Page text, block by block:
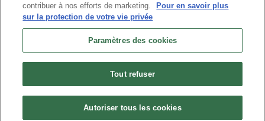
Site classique-Mon compte-Informations pratiques-
Conditions générales de vente
Newsletter
légales-Données personnelles
N° de SIRET : 925 251 613 immatriculée au RCS de Grenoble
N° de TVA intracommunautaire : FR38 925 251 613
Habilitation n° HA.074.96.0039 | Agrément N° ET730501093 | RC
professionnelle : Azzuro Assurances 114 912 039 et 115 403 698
contribuer à nos efforts de marketing.
Pour en savoir plus
sur la protection de votre vie privée
Paramètres des cookies
Tout refuser
Autoriser tous les cookies